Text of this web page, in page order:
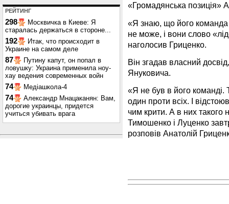
РЕЙТИНГ
298
Москвичка в Киеве: Я
старалась держаться в стороне...
192
Итак, что происходит в
Украине на самом деле
87
Путину капут, он попал в
ловушку: Украина применила ноу-
хау ведения современных войн
74 Медіашкола-4
74
Александр Мнацаканян: Вам,
дорогие украинцы, придется
учиться убивать врага
«Громадянська позиція»
«Я знаю, що його команда
не може, і вони слово
наголосив Гриценко.
Він згадав власний
Януковича.
«Я не був в його команді.
один проти всіх. І
чим крити. А в них такого
Тимошенко і Луценко
розповів Анатолій